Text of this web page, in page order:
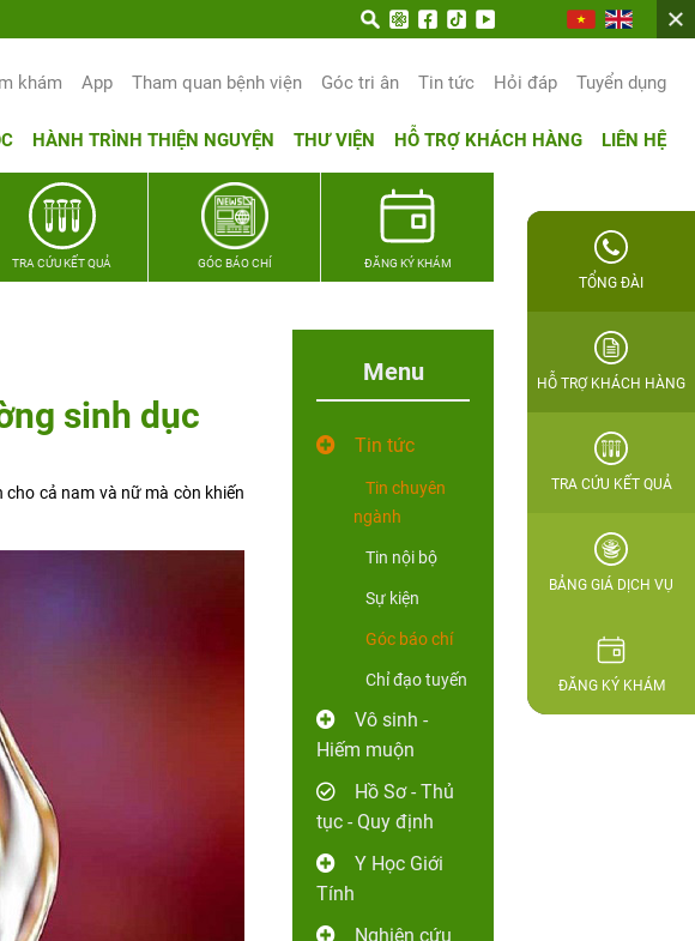
khám App Tham quan bệnh viện Góc tri ân Tin tức Hỏi đáp Tuyển dụng
HÀNH TRÌNH THIỆN NGUYỆN THƯ VIỆN HỖ TRỢ KHÁCH HÀNG LIÊN HỆ
TRA CỨU KẾT QUẢ GÓC BÁO CHÍ ĐĂNG KÝ KHÁM
sinh dục
cả nam và nữ mà còn khiến
Menu
Tin tức
Tin chuyên
ngành
Tin nội bộ
Sự kiện
Góc báo chí
Chỉ đạo tuyến
Vô sinh -
Hiếm muộn
Hồ Sơ - Thủ
tục - Quy định
Y Học Giới
Tính
Nghiên cứu
TỔNG ĐÀI
HỖ TRỢ KHÁCH HÀNG
TRA CỨU KẾT QUẢ
BẢNG GIÁ DỊCH VỤ
ĐĂNG KÝ KHÁM